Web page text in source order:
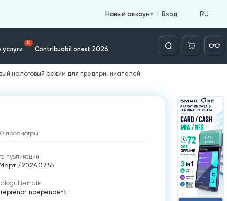
Новый аккаунт Вход RU
10
Contribuabil onest 2026
Căutare
налоговый режим для предпринимателей
просмотры
публикации:
/2026 07:55
tematic
independent